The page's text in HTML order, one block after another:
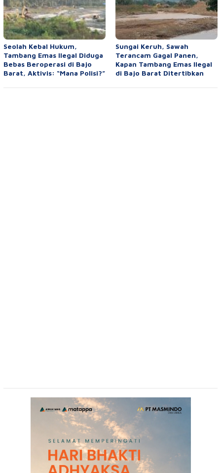
Seolah Kebal Hukum,
Tambang Emas Ilegal Diduga
Bebas Beroperasi di Bajo
Barat, Aktivis: “Mana Polisi?”
Sungai Keruh, Sawah
Terancam Gagal Panen,
Kapan Tambang Emas Ilegal
di Bajo Barat Ditertibkan